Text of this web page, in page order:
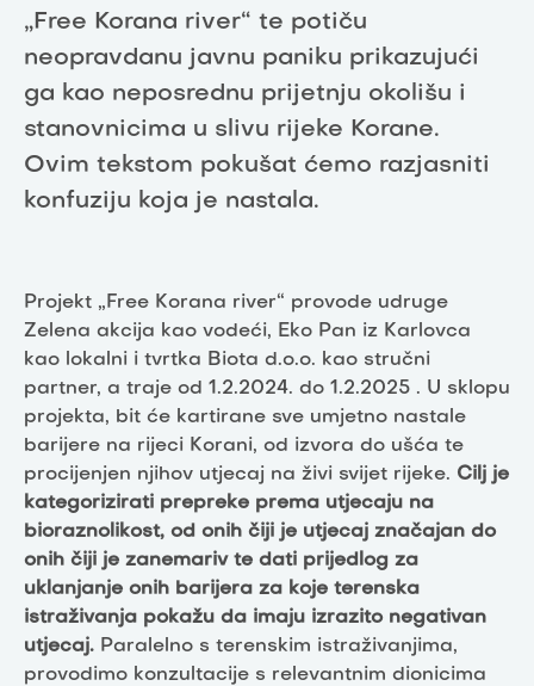
„Free Korana river“ te potiču
neopravdanu javnu paniku prikazujući
ga kao neposrednu prijetnju okolišu i
stanovnicima u slivu rijeke Korane.
Ovim tekstom pokušat ćemo razjasniti
konfuziju koja je nastala.
Projekt „Free Korana river“ provode udruge
Zelena akcija kao vodeći, Eko Pan iz Karlovca
kao lokalni i tvrtka Biota d.o.o. kao stručni
partner, a traje od 1.2.2024. do 1.2.2025 . U sklopu
projekta, bit će kartirane sve umjetno nastale
barijere na rijeci Korani, od izvora do ušća te
procijenjen njihov utjecaj na živi svijet rijeke. Cilj je
kategorizirati prepreke prema utjecaju na
bioraznolikost, od onih čiji je utjecaj značajan do
onih čiji je zanemariv te dati prijedlog za
uklanjanje onih barijera za koje terenska
istraživanja pokažu da imaju izrazito negativan
utjecaj. Paralelno s terenskim istraživanjima,
provodimo konzultacije s relevantnim dionicima